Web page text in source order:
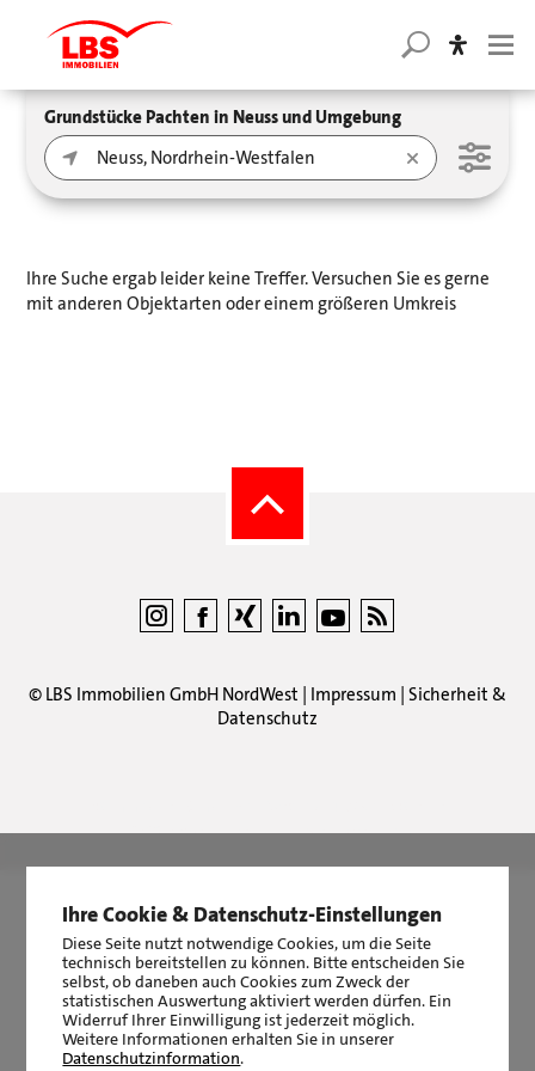
Grundstücke Pachten in Neuss und Umgebung
Ihre Suche ergab leider keine Treffer. Versuchen Sie es gerne
mit anderen Objektarten oder einem größeren Umkreis
© LBS Immobilien GmbH NordWest | Impressum | Sicherheit &
Datenschutz
|2510Bewertungen auf ProvenExpert.com
Ihre Cookie & Datenschutz-Einstellungen
Diese Seite nutzt notwendige Cookies, um die Seite
technisch bereitstellen zu können. Bitte entscheiden Sie
selbst, ob daneben auch Cookies zum Zweck der
statistischen Auswertung aktiviert werden dürfen. Ein
Widerruf Ihrer Einwilligung ist jederzeit möglich.
Weitere Informationen erhalten Sie in unserer
Datenschutzinformation.